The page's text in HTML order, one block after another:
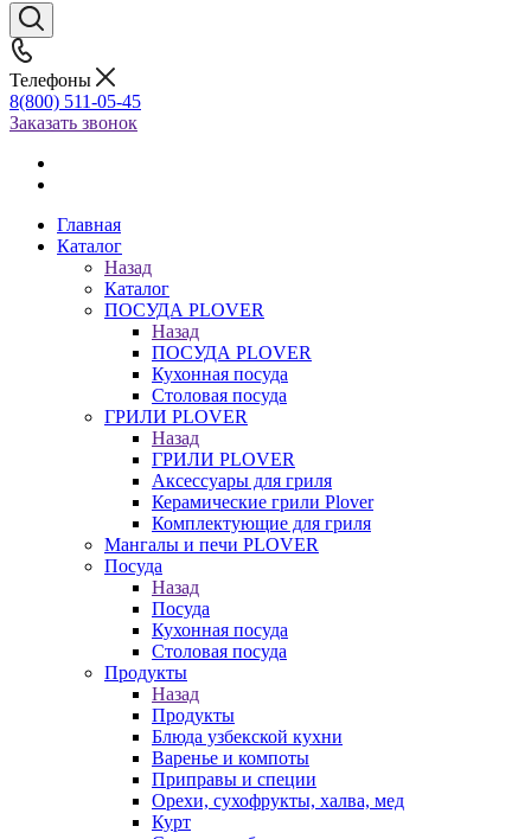
Телефоны
8(800) 511-05-45
Заказать звонок
Главная
Каталог
Назад
Каталог
ПОСУДА PLOVER
Назад
ПОСУДА PLOVER
Кухонная посуда
Столовая посуда
ГРИЛИ PLOVER
Назад
ГРИЛИ PLOVER
Аксессуары для гриля
Керамические грили Plover
Комплектующие для гриля
Мангалы и печи PLOVER
Посуда
Назад
Посуда
Кухонная посуда
Столовая посуда
Продукты
Назад
Продукты
Блюда узбекской кухни
Варенье и компоты
Приправы и специи
Орехи, сухофрукты, халва, мед
Курт